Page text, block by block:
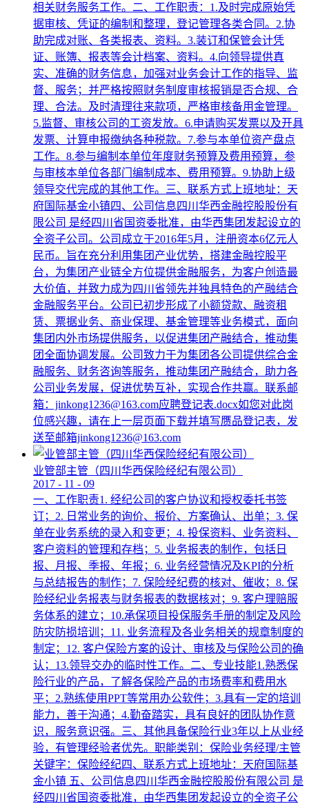
相关财务服务工作。二、工作职责：1.及时完成原始凭
据审核、凭证的编制和整理，登记管理各类合同。2.协
助完成对账、各类报表、资料。3.装订和保管会计凭
证、账簿、报表等会计档案、资料。4.向领导提供真
实、准确的财务信息，加强对业务会计工作的指导、监
督、服务；并严格按照财务制度审核报销是否合规、合
理、合法。及时清理往来款项，严格审核备用金管理。
5.监督、审核公司的工资发放。6.申请购买发票以及开具
发票、计算申报缴纳各种税款。7.参与本单位资产盘点
工作。8.参与编制本单位年度财务预算及费用预算，参
与审核本单位各部门编制成本、费用预算。9.协助上级
领导交代完成的其他工作。三、联系方式上班地址：天
府国际基金小镇四、公司信息四川华西金融控股股份有
限公司 是经四川省国资委批准，由华西集团发起设立的
全资子公司。公司成立于2016年5月，注册资本6亿元人
民币。旨在充分利用集团产业优势，搭建金融控股平
台，为集团产业链全方位提供金融服务，为客户创造最
大价值，并致力成为四川省领先并独具特色的产融结合
金融服务平台。公司已初步形成了小额贷款、融资租
赁、票据业务、商业保理、基金管理等业务模式，面向
集团内外市场提供服务，以促进集团产融结合，推动集
团全面协调发展。公司致力于为集团各公司提供综合金
融服务、财务咨询等服务，推动集团产融结合，助力各
公司业务发展，促进优势互补，实现合作共赢。联系邮
箱：jinkong1236@163.com应聘登记表.docx如您对此岗
位感兴趣，请在上一层页面下载并填写赝品登记表，发
送至邮箱jinkong1236@163.com
业管部主管（四川华西保险经纪有限公司）
2017 - 11 - 09
一、工作职责1. 经纪公司的客户协议和授权委托书签
订；2. 日常业务的询价、报价、方案确认、出单；3. 保
单在业务系统的录入和变更；4. 投保资料、业务资料、
客户资料的管理和存档；5. 业务报表的制作，包括日
报、月报、季报、年报；6. 业务经营情况及KPI的分析
与总结报告的制作；7. 保险经纪费的核对、催收；8. 保
险经纪业务报表与财务报表的数据核对；9. 客户理赔服
务体系的建立；10.承保项目投保服务手册的制定及风险
防灾防损培训；11. 业务流程及各业务相关的规章制度的
制定；12. 客户保险方案的设计、审核及与保险公司的确
认；13.领导交办的临时性工作。二、专业技能1.熟悉保
险行业的产品，了解各保险产品的市场费率和费用水
平；2.熟练使用PPT等常用办公软件；3.具有一定的培训
能力，善于沟通；4.勤奋踏实，具有良好的团队协作意
识，服务意识强。三、其他具备保险行业3年以上从业经
验，有管理经验者优先。职能类别：保险业务经理/主管
关键字：保险经纪四、联系方式上班地址：天府国际基
金小镇 五、公司信息四川华西金融控股股份有限公司 是
经四川省国资委批准，由华西集团发起设立的全资子公